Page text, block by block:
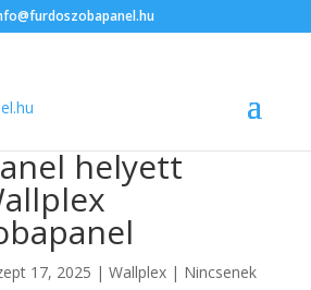
helyett
17, 2025 | Wallplex| Nincsenek